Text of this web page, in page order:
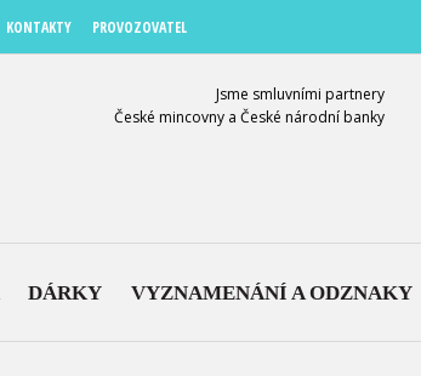
KONTAKTY PROVOZOVATEL
Jsme smluvními partnery
České mincovny a České národní banky
DÁRKY VYZNAMENÁNÍ A ODZNAKY